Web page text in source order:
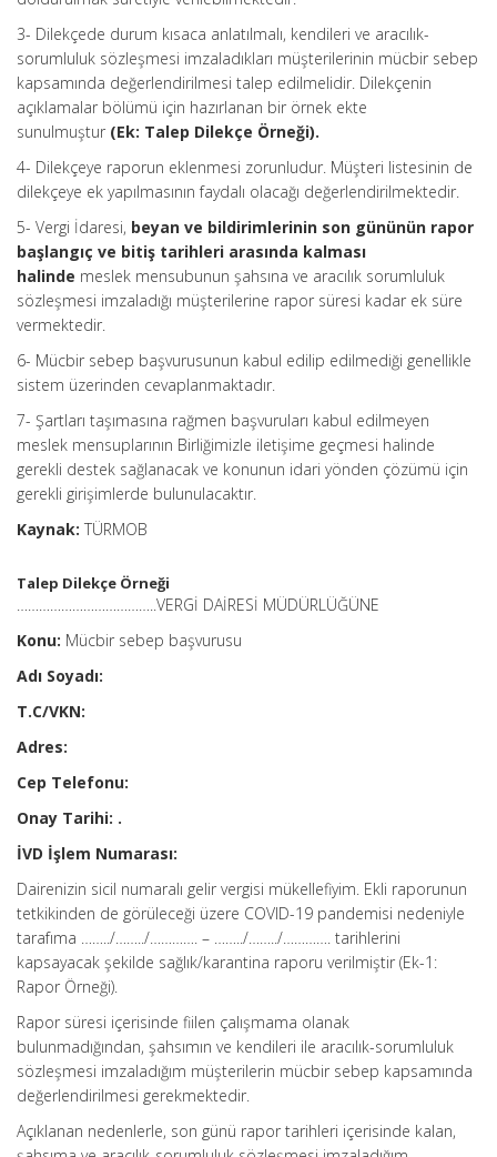
3- Dilekçede durum kısaca anlatılmalı, kendileri ve aracılık-
sorumluluk sözleşmesi imzaladıkları müşterilerinin mücbir sebep
kapsamında değerlendirilmesi talep edilmelidir. Dilekçenin
açıklamalar bölümü için hazırlanan bir örnek ekte
sunulmuştur (Ek: Talep Dilekçe Örneği).
4- Dilekçeye raporun eklenmesi zorunludur. Müşteri listesinin de
dilekçeye ek yapılmasının faydalı olacağı değerlendirilmektedir.
5- Vergi İdaresi, beyan ve bildirimlerinin son gününün rapor
başlangıç ve bitiş tarihleri arasında kalması
halinde meslek mensubunun şahsına ve aracılık sorumluluk
sözleşmesi imzaladığı müşterilerine rapor süresi kadar ek süre
vermektedir.
6- Mücbir sebep başvurusunun kabul edilip edilmediği genellikle
sistem üzerinden cevaplanmaktadır.
7- Şartları taşımasına rağmen başvuruları kabul edilmeyen
meslek mensuplarının Birliğimizle iletişime geçmesi halinde
gerekli destek sağlanacak ve konunun idari yönden çözümü için
gerekli girişimlerde bulunulacaktır.
Kaynak: TÜRMOB
Talep Dilekçe Örneği
………………………………..VERGİ DAİRESİ MÜDÜRLÜĞÜNE
Konu: Mücbir sebep başvurusu
Adı Soyadı:
T.C/VKN:
Adres:
Cep Telefonu:
Onay Tarihi: .
İVD İşlem Numarası:
Dairenizin sicil numaralı gelir vergisi mükellefiyim. Ekli raporunun
tetkikinden de görüleceği üzere COVID-19 pandemisi nedeniyle
tarafıma ……../……../…………. – ……../……../…………. tarihlerini
kapsayacak şekilde sağlık/karantina raporu verilmiştir (Ek-1:
Rapor Örneği).
Rapor süresi içerisinde fiilen çalışmama olanak
bulunmadığından, şahsımın ve kendileri ile aracılık-sorumluluk
sözleşmesi imzaladığım müşterilerin mücbir sebep kapsamında
değerlendirilmesi gerekmektedir.
Açıklanan nedenlerle, son günü rapor tarihleri içerisinde kalan,